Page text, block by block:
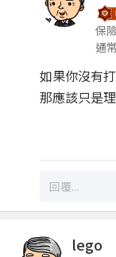
保
通
如果你沒有
那應該只是
lego